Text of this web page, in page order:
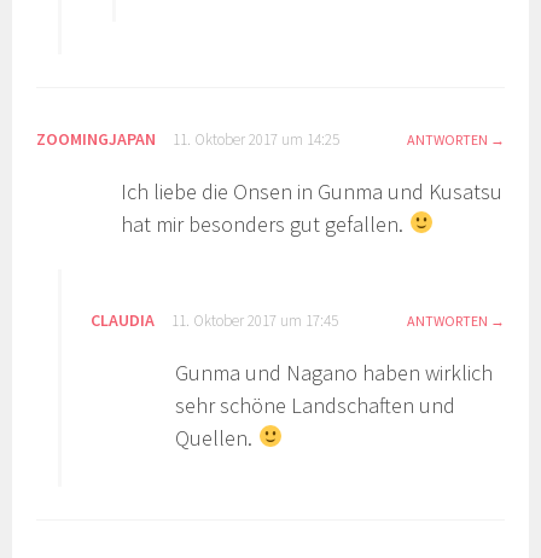
ZOOMINGJAPAN 11. Oktober 2017 um 14:25 ANTWORTEN
Ich liebe die Onsen in Gunma und Kusatsu
hat mir besonders gut gefallen.
CLAUDIA 11. Oktober 2017 um 17:45 ANTWORTEN
Gunma und Nagano haben wirklich
sehr schöne Landschaften und
Quellen.